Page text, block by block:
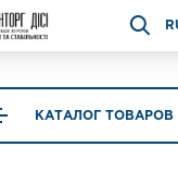
КАТАЛОГ ТОВАРОВ